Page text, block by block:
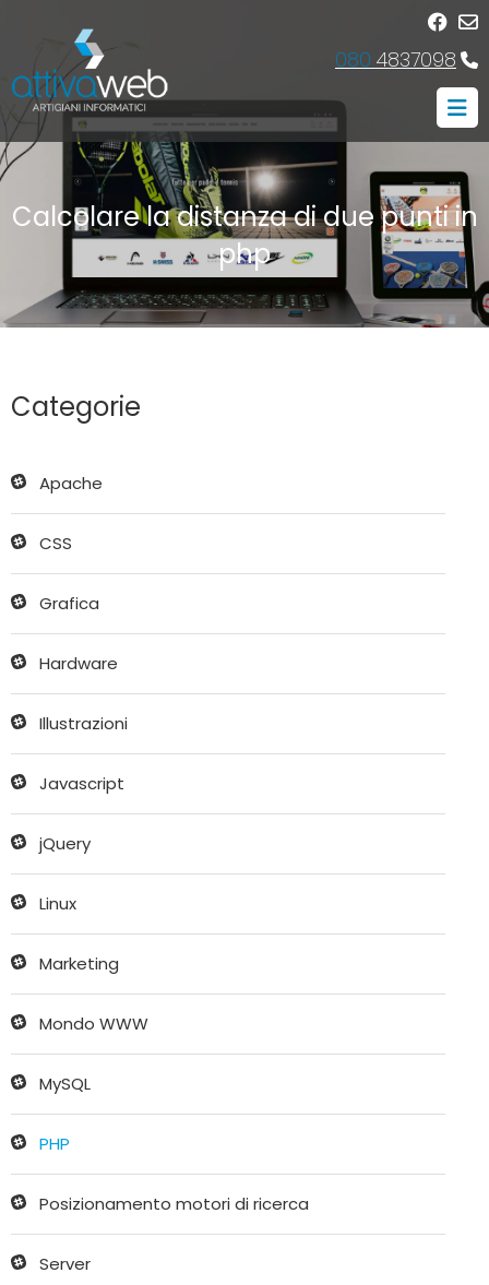
080 4837098
Calcolare la distanza di due punti in
php
Categorie
Apache
CSS
Grafica
Hardware
Illustrazioni
Javascript
jQuery
Linux
Marketing
Mondo WWW
MySQL
PHP
Posizionamento motori di ricerca
Server